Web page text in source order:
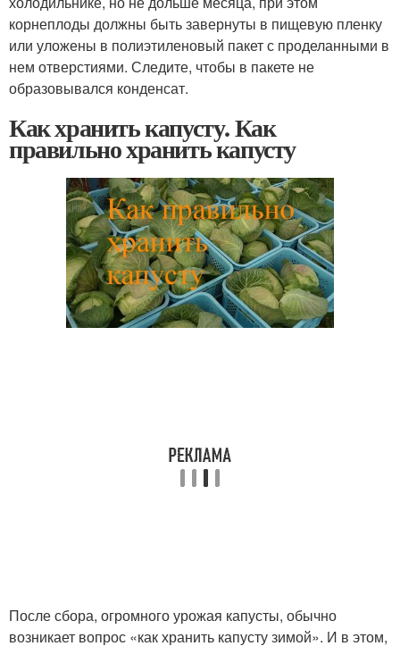
корнеплоды должны быть завернуты в пищевую пленку
или уложены в полиэтиленовый пакет с проделанными в
нем отверстиями. Следите, чтобы в пакете не
образовывался конденсат.
Как хранить капусту. Как
правильно хранить капусту
После сбора, огромного урожая капусты, обычно
возникает вопрос «как хранить капусту зимой». И в этом,